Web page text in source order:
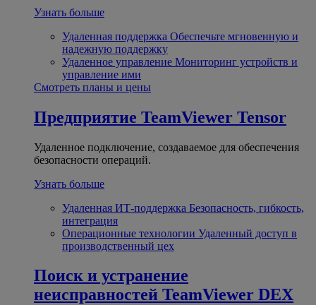
Узнать больше
Удаленная поддержка Обеспечьте мгновенную и
надежную поддержку
Удаленное управление Мониторинг устройств и
управление ими
Смотреть планы и цены
Предприятие TeamViewer Tensor
Удаленное подключение, создаваемое для обеспечения
безопасности операций.
Узнать больше
Удаленная ИТ-поддержка Безопасность, гибкость,
интеграция
Операционные технологии Удаленный доступ в
производственный цех
Поиск и устранение
неисправностей TeamViewer DEX